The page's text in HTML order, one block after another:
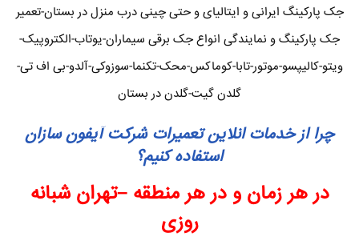
جک پارکینگ ایرانی و ایتالیای و حتی چینی درب منزل در بستان-تعمیر
جک پارکینگ و نمایندگی انواع جک برقی سیماران-یوتاب-الکتروپیک-
ویتو-کالیپسو-موتور-تابا-کوماکس-محک-تکنما-سوزوکی-آلدو-بی اف تی-
گلدن گیت-گلدن در بستان
چرا از خدمات انلاین تعمیرات شرکت آیفون سازان
استفاده کنیم؟
در هر زمان و در هر منطقه –تهران شبانه
روزی